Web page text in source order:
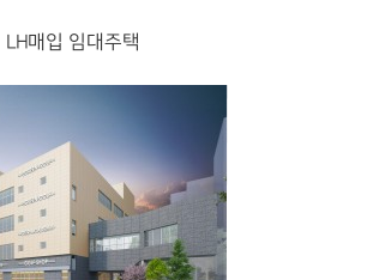
LH매입 임대주택